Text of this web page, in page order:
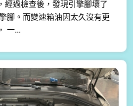
經過檢查後，發現引擎腳壞了
腳。而變速箱油因太久沒有更
一...